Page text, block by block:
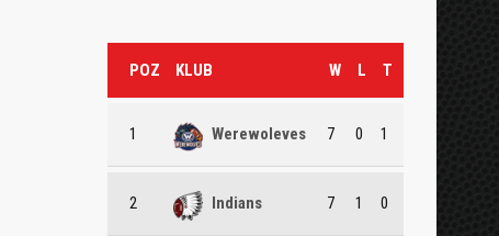
POZ KLUB W L T
1 Werewoleves 7 0 1
2 Indians 7 1 0